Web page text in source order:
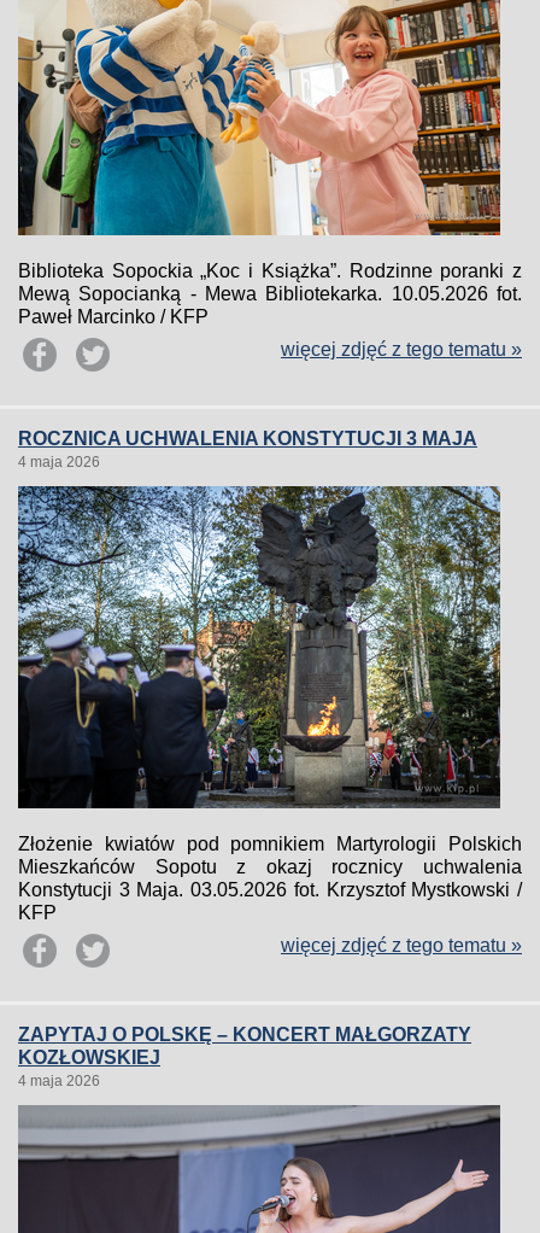
Biblioteka Sopockia „Koc i Książka”. Rodzinne poranki z
Mewą Sopocianką - Mewa Bibliotekarka. 10.05.2026 fot.
Paweł Marcinko / KFP
więcej zdjęć z tego tematu »
ROCZNICA UCHWALENIA KONSTYTUCJI 3 MAJA
4 maja 2026
Złożenie kwiatów pod pomnikiem Martyrologii Polskich
Mieszkańców Sopotu z okazj rocznicy uchwalenia
Konstytucji 3 Maja. 03.05.2026 fot. Krzysztof Mystkowski /
KFP
więcej zdjęć z tego tematu »
ZAPYTAJ O POLSKĘ – KONCERT MAŁGORZATY
KOZŁOWSKIEJ
4 maja 2026